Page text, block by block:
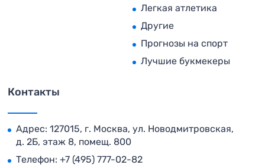
Легкая атлетика
Другие
Прогнозы на спорт
Лучшие букмекеры
Контакты
Адрес: 127015, г. Москва, ул. Новодмитровская,
д. 2Б, этаж 8, помещ. 800
Телефон: +7 (495) 777-02-82